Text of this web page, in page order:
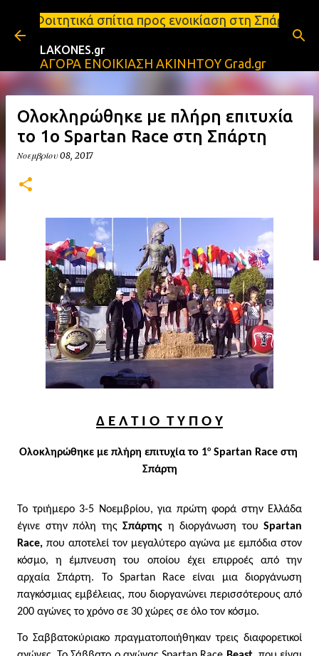
Μετάβαση στο κύριο περιεχόμενο
προς ενοικίαση στη Σπάρτη Ενοικιάσεις
LAKONES.gr
ΑΓΟΡΑ ΕΝΟΙΚΙΑΣΗ ΑΚΙΝΗΤΟΥ Grad.gr
Ολοκληρώθηκε με πλήρη επιτυχία
το 1ο Spartan Race στη Σπάρτη
Νοεμβρίου 08, 2017
Δ Ε Λ Τ Ι Ο  Τ Υ Π Ο Υ
Ολοκληρώθηκε με πλήρη επιτυχία το 1ο Spartan Race στη
Σπάρτη
Το τριήμερο 3-5 Νοεμβρίου, για πρώτη φορά στην Ελλάδα
έγινε στην πόλη της Σπάρτης η διοργάνωση του Spartan
Race, που αποτελεί τον μεγαλύτερο αγώνα με εμπόδια στον
κόσμο, η έμπνευση του οποίου έχει επιρροές από την
αρχαία Σπάρτη. Το Spartan Race είναι μια διοργάνωση
παγκόσμιας εμβέλειας, που διοργανώνει περισσότερους από
200 αγώνες το χρόνο σε 30 χώρες σε όλο τον κόσμο.
Το Σαββατοκύριακο πραγματοποιήθηκαν τρεις διαφορετικοί